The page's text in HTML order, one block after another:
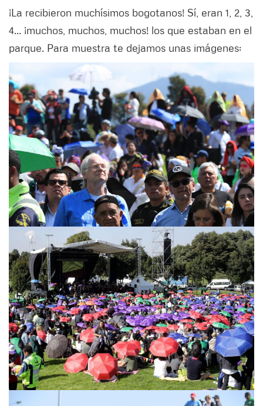
¡La recibieron muchísimos bogotanos! Sí, eran 1, 2, 3,
4... ¡muchos, muchos, muchos! los que estaban en el
parque. Para muestra te dejamos unas imágenes: